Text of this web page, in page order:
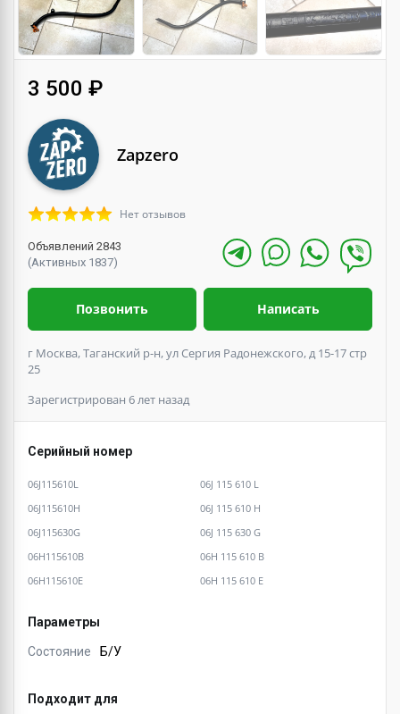
3 500 ₽
Zapzero
Нет отзывов
Объявлений 2843
(Активных 1837)
Позвонить Написать
г Москва, Таганский р-н, ул Сергия Радонежского, д 15-17 стр
25
Зарегистрирован 6 лет назад
Серийный номер
06J115610L
06J 115 610 L
06J115610H
06J 115 610 H
06J115630G
06J 115 630 G
06H115610B
06H 115 610 B
06H115610E
06H 115 610 E
Параметры
Состояние Б/У
Подходит для